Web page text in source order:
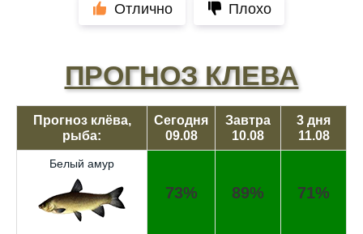
Отлично Плохо
ПРОГНОЗ КЛЕВА
Прогноз клёва,
рыба:
Сегодня
09.08
Завтра
10.08
3 дня
11.08
Белый амур
73% 89% 71%